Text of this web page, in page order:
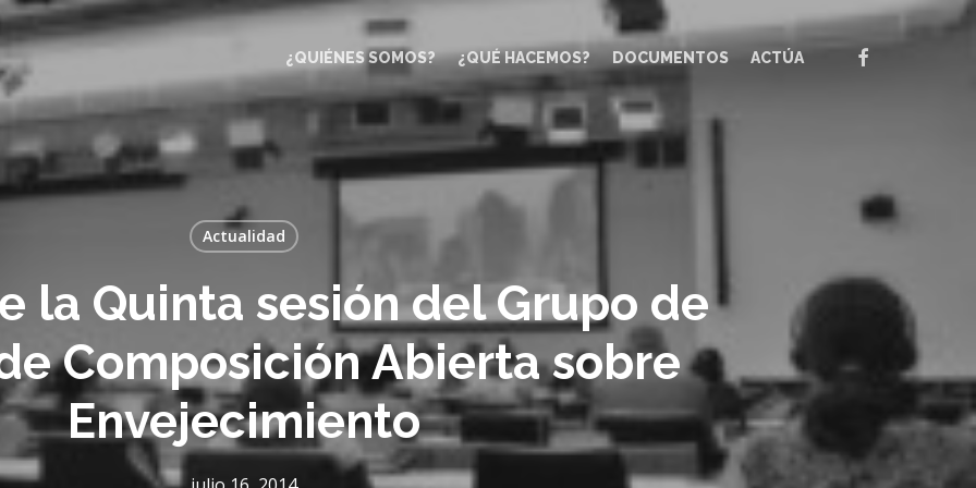
¿QUIÉNES SOMOS? ¿QUÉ HACEMOS? DOCUMENTOS ACTÚA FACEBOOK
Actualidad
la Quinta sesión del Grupo de
Composición Abierta sobre
Envejecimiento